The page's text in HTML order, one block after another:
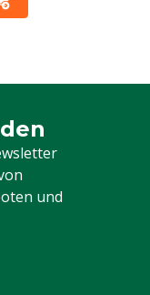
und
Newsletter